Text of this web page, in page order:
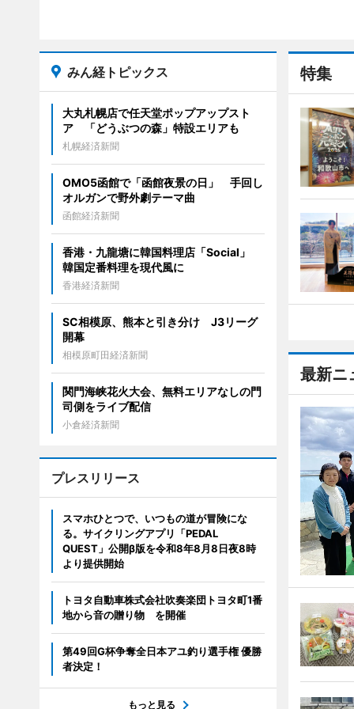
特集
最新ニ
みん経トピックス
大丸札幌店で任天堂ポップアップスト
ア 「どうぶつの森」特設エリアも
札幌経済新聞
OMO5函館で「函館夜景の日」 手回し
オルガンで野外劇テーマ曲
函館経済新聞
香港・九龍塘に韓国料理店「Social」
韓国定番料理を現代風に
香港経済新聞
SC相模原、熊本と引き分け J3リーグ
開幕
相模原町田経済新聞
関門海峡花火大会、無料エリアなしの門
司側をライブ配信
小倉経済新聞
プレスリリース
スマホひとつで、いつもの道が冒険にな
る。サイクリングアプリ「PEDAL
QUEST」公開β版を令和8年8月8日夜8時
より提供開始
トヨタ自動車株式会社吹奏楽団トヨタ町1番
地から音の贈り物 を開催
第49回G杯争奪全日本アユ釣り選手権 優勝
者決定！
もっと見る